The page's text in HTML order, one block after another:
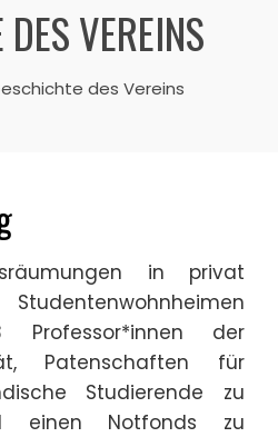
VEREINS
des Vereins
in privat
Professor*innen der
Patenschaften für
Studierende zu
einen Notfonds zu